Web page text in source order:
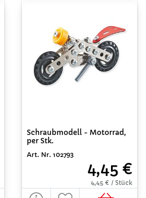
Schraubmodell - Motorrad,
per Stk.
Art. Nr. 102793
4,45 €
4,45 € / Stück